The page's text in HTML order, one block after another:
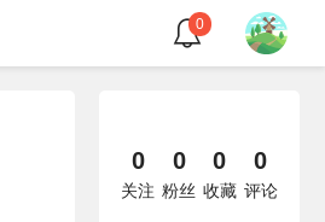
0
0
关注
0
粉丝
0
收藏
0
评论